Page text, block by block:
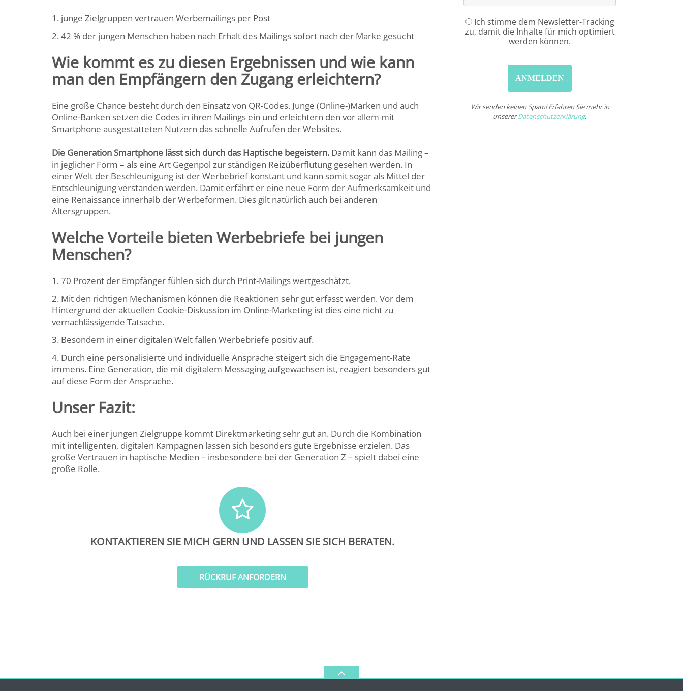
junge Zielgruppen vertrauen Werbemailings per Post
42 % der jungen Menschen haben nach Erhalt des Mailings sofort nach der Marke gesucht
Wie kommt es zu diesen Ergebnissen und wie kann
man den Empfängern den Zugang erleichtern?
Eine große Chance besteht durch den Einsatz von QR-Codes. Junge (Online-)Marken und auch
Online-Banken setzen die Codes in ihren Mailings ein und erleichtern den vor allem mit
Smartphone ausgestatteten Nutzern das schnelle Aufrufen der Websites.
Die Generation Smartphone lässt sich durch das Haptische begeistern. Damit kann das Mailing –
in jeglicher Form – als eine Art Gegenpol zur ständigen Reizüberflutung gesehen werden. In
einer Welt der Beschleunigung ist der Werbebrief konstant und kann somit sogar als Mittel der
Entschleunigung verstanden werden. Damit erfährt er eine neue Form der Aufmerksamkeit und
eine Renaissance innerhalb der Werbeformen. Dies gilt natürlich auch bei anderen
Altersgruppen.
Welche Vorteile bieten Werbebriefe bei jungen
Menschen?
70 Prozent der Empfänger fühlen sich durch Print-Mailings wertgeschätzt.
Mit den richtigen Mechanismen können die Reaktionen sehr gut erfasst werden. Vor dem
Hintergrund der aktuellen Cookie-Diskussion im Online-Marketing ist dies eine nicht zu
vernachlässigende Tatsache.
Besondern in einer digitalen Welt fallen Werbebriefe positiv auf.
Durch eine personalisierte und individuelle Ansprache steigert sich die Engagement-Rate
immens. Eine Generation, die mit digitalem Messaging aufgewachsen ist, reagiert besonders gut
auf diese Form der Ansprache.
Unser Fazit:
Auch bei einer jungen Zielgruppe kommt Direktmarketing sehr gut an. Durch die Kombination
mit intelligenten, digitalen Kampagnen lassen sich besonders gute Ergebnisse erzielen. Das
große Vertrauen in haptische Medien – insbesondere bei der Generation Z – spielt dabei eine
große Rolle.
KONTAKTIEREN SIE MICH GERN UND LASSEN SIE SICH BERATEN.
RÜCKRUF ANFORDERN
Ich stimme dem Newsletter-Tracking
zu, damit die Inhalte für mich optimiert
werden können.
Wir senden keinen Spam! Erfahren Sie mehr in
unsererDatenschutzerklärung.